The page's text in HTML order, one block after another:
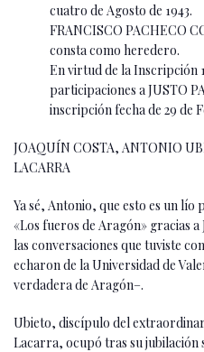
cuatro de Agosto de 1943.
FRANCISCO PACHECO
consta como heredero.
En virtud de la Inscripción
participaciones a JUSTO
inscripción fecha de 29 de
JOAQUÍN COSTA, ANTONIO
LACARRA
Ya sé, Antonio, que esto es un lío
«Los fueros de Aragón» gracias a
las conversaciones que tuviste
echaron de la Universidad de
verdadera de Aragón–.
Ubieto, discípulo del
Lacarra, ocupó tras su jubilación